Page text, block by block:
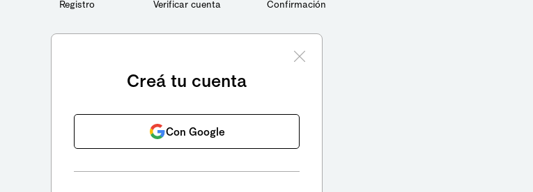
Registro Verificar cuenta Confirmación
Creá tu cuenta
Con Google